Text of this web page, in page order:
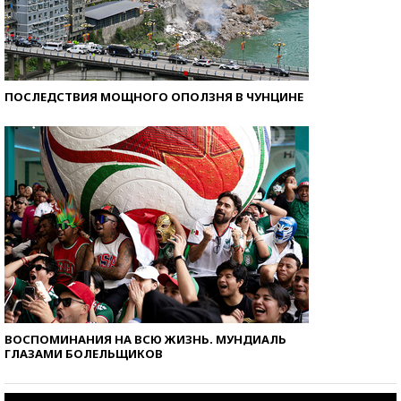
ПОСЛЕДСТВИЯ МОЩНОГО ОПОЛЗНЯ В ЧУНЦИНЕ
ВОСПОМИНАНИЯ НА ВСЮ ЖИЗНЬ. МУНДИАЛЬ
ГЛАЗАМИ БОЛЕЛЬЩИКОВ